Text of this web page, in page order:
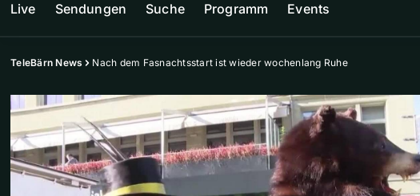
Live Sendungen Suche Programm Events
TeleBärn News Nach dem Fasnachtsstart ist wieder wochenlang Ruhe